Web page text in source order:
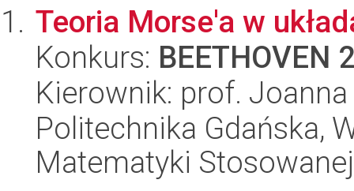
Teoria Morse'a w
Konkurs: BEETHOVEN
Kierownik: prof.
Politechnika Gdańska,
Matematyki Stosowanej